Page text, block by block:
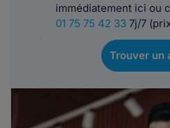
immédiatement ici ou
01 75 75 42 337j/7
Trouver un